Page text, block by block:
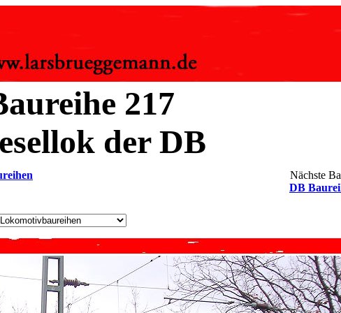
217
der DB
Nächste
DB